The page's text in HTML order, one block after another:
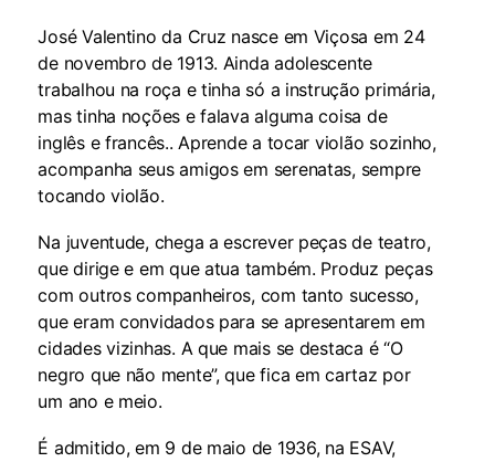
José Valentino da Cruz nasce em Viçosa em 24
de novembro de 1913. Ainda adolescente
trabalhou na roça e tinha só a instrução primária,
mas tinha noções e falava alguma coisa de
inglês e francês.. Aprende a tocar violão sozinho,
acompanha seus amigos em serenatas, sempre
tocando violão.
Na juventude, chega a escrever peças de teatro,
que dirige e em que atua também. Produz peças
com outros companheiros, com tanto sucesso,
que eram convidados para se apresentarem em
cidades vizinhas. A que mais se destaca é “O
negro que não mente”, que fica em cartaz por
um ano e meio.
É admitido, em 9 de maio de 1936, na ESAV,